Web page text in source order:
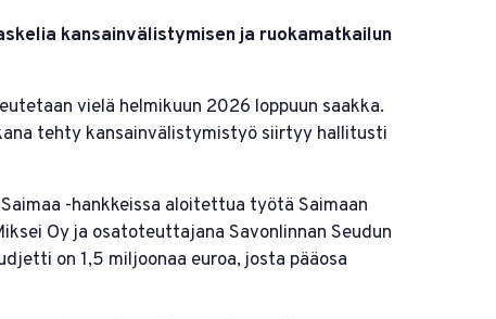
kansainvälistymisen ja ruokamatkailun
vielä helmikuun 2026 loppuun saakka.
tehty kansainvälistymistyö siirtyy hallitusti
-hankkeissa aloitettua työtä Saimaan
Oy ja osatoteuttajana Savonlinnan Seudun
on 1,5 miljoonaa euroa, josta pääosa